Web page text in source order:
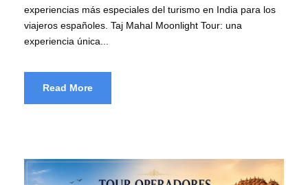
experiencias más especiales del turismo en India para los
viajeros españoles. Taj Mahal Moonlight Tour: una
experiencia única...
Read More